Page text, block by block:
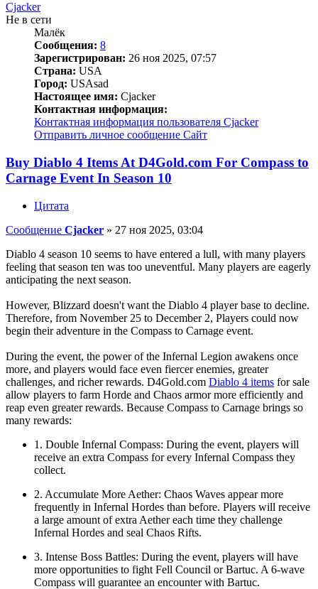
Cjacker
Не в сети
Малёк
Сообщения: 8
Зарегистрирован: 26 ноя 2025, 07:57
Страна: USA
Город: USAsad
Настоящее имя: Cjacker
Контактная информация:
Контактная информация пользователя Cjacker
Отправить личное сообщение Сайт
Buy Diablo 4 Items At D4Gold.com For Compass to
Carnage Event In Season 10
Цитата
Сообщение Cjacker » 27 ноя 2025, 03:04
Diablo 4 season 10 seems to have entered a lull, with many players
feeling that season ten was too uneventful. Many players are eagerly
anticipating the next season.
However, Blizzard doesn't want the Diablo 4 player base to decline.
Therefore, from November 25 to December 2, Players could now
begin their adventure in the Compass to Carnage event.
During the event, the power of the Infernal Legion awakens once
more, and players would face even fiercer enemies, greater
challenges, and richer rewards. D4Gold.com Diablo 4 items for sale
allow players to farm Horde and Chaos armor more efficiently and
reap even greater rewards. Because Compass to Carnage brings so
many rewards:
1. Double Infernal Compass: During the event, players will
receive an extra Compass for every Infernal Compass they
collect.
2. Accumulate More Aether: Chaos Waves appear more
frequently in Infernal Hordes than before. Players will receive
a large amount of extra Aether each time they challenge
Infernal Hordes and seal Chaos Rifts.
3. Intense Boss Battles: During the event, players will have
more opportunities to fight Fell Council or Bartuc. A 6-wave
Compass will guarantee an encounter with Bartuc.